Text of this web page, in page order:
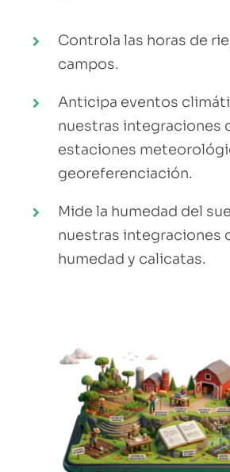
Controla las horas de
campos.
Anticipa eventos
nuestras integraciones
estaciones
georeferenciación.
Mide la humedad del
nuestras integraciones
humedad y calicatas.